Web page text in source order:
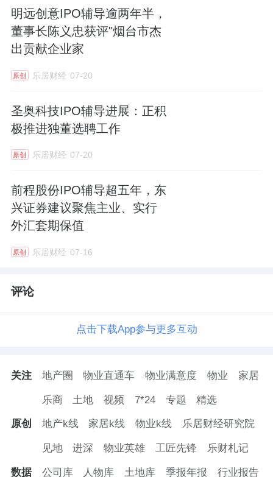
明远创意IPO辅导逾两年半，
董事长陈义忠获评"烟台市杰
出贡献企业家
原创 乐居财经 07-20
圣奥科技IPO辅导进展：正积
极推进独董选聘工作
原创 乐居财经 07-20
前程股份IPO辅导超五年，东
兴证券建议聚焦主业、实行
外汇套期保值
原创 乐居财经 07-16
评论
点击下载App参与更多互动
关注 地产圈 物业直通车 物业满意度 物业 家居
乐商 土地 视频 7*24 专题 精选
原创 地产k线 家居k线 物业k线 乐居财经研究院
见地 进深 物业英雄 工匠先锋 乐财札记
数据 公司库 人物库 土地库 季报年报 行业报告